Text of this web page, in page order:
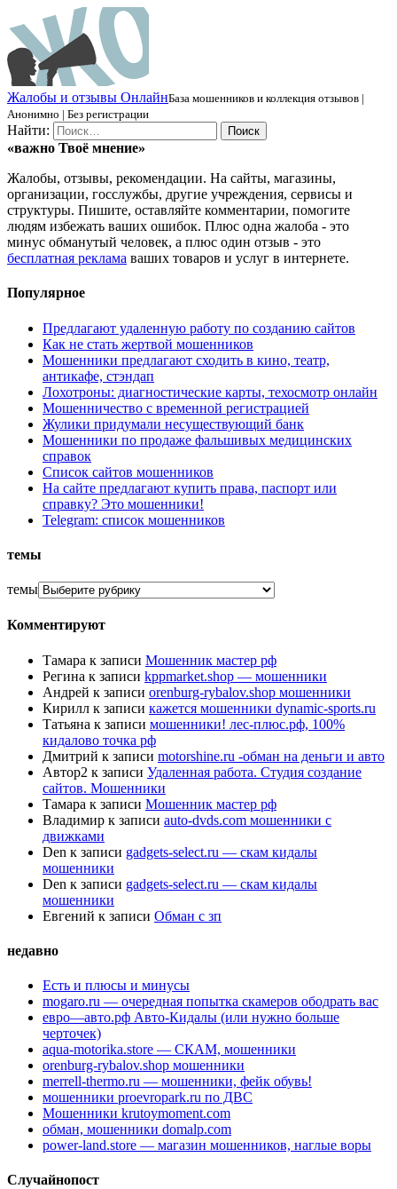
Жалобы и отзывы ОнлайнБаза мошенников и коллекция отзывов |
Анонимно | Без регистрации
Найти:
«важно Твоё мнение»
Жалобы, отзывы, рекомендации. На сайты, магазины,
организации, госслужбы, другие учреждения, сервисы и
структуры. Пишите, оставляйте комментарии, помогите
людям избежать ваших ошибок. Плюс одна жалоба - это
минус обманутый человек, а плюс один отзыв - это
бесплатная реклама ваших товаров и услуг в интернете.
Популярное
Предлагают удаленную работу по созданию сайтов
Как не стать жертвой мошенников
Мошенники предлагают сходить в кино, театр,
антикафе, стэндап
Лохотроны: диагностические карты, техосмотр онлайн
Мошенничество с временной регистрацией
Жулики придумали несуществующий банк
Мошенники по продаже фальшивых медицинских
справок
Список сайтов мошенников
На сайте предлагают купить права, паспорт или
справку? Это мошенники!
Telegram: список мошенников
темы
темы
Комментируют
Тамара к записи Мошенник мастер рф
Регина к записи kppmarket.shop — мошенники
Андрей к записи orenburg-rybalov.shop мошенники
Кирилл к записи кажется мошенники dynamic-sports.ru
Татьяна к записи мошенники! лес-плюс.рф, 100%
кидалово точка рф
Дмитрий к записи motorshine.ru -обман на деньги и авто
Автор2 к записи Удаленная работа. Студия создание
сайтов. Мошенники
Тамара к записи Мошенник мастер рф
Владимир к записи auto-dvds.com мошенники с
движками
Den к записи gadgets-select.ru — скам кидалы
мошенники
Den к записи gadgets-select.ru — скам кидалы
мошенники
Евгений к записи Обман с зп
недавно
Есть и плюсы и минусы
mogaro.ru — очередная попытка скамеров ободрать вас
евро—авто.рф Авто-Кидалы (или нужно больше
черточек)
aqua-motorika.store — СКАМ, мошенники
orenburg-rybalov.shop мошенники
merrell-thermo.ru — мошенники, фейк обувь!
мошенники proevropark.ru по ДВС
Мошенники krutoymoment.com
обман, мошенники domalp.com
power-land.store — магазин мошенников, наглые воры
Случайнопост